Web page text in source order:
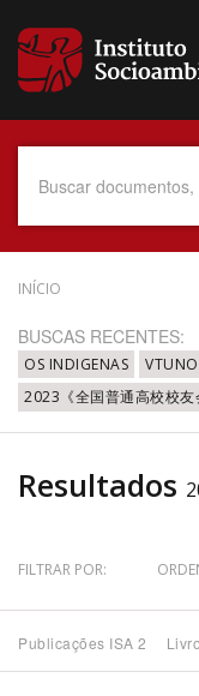
para
conteúdo
Data do Documento
Até
Tema
INÍCIO
BUSCAS RECENTES:
OS INDIGENAS
2023《全国普通高校校
Resultados
FILTRAR POR:
Publicações ISA 2